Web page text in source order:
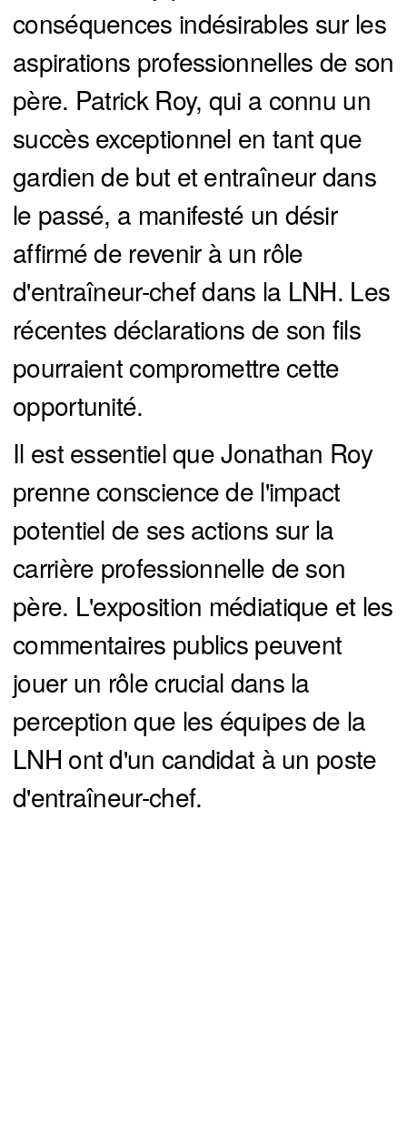
conséquences indésirables sur les
aspirations professionnelles de son
père. Patrick Roy, qui a connu un
succès exceptionnel en tant que
gardien de but et entraîneur dans
le passé, a manifesté un désir
affirmé de revenir à un rôle
d'entraîneur-chef dans la LNH. Les
récentes déclarations de son fils
pourraient compromettre cette
opportunité.
Il est essentiel que Jonathan Roy
prenne conscience de l'impact
potentiel de ses actions sur la
carrière professionnelle de son
père. L'exposition médiatique et les
commentaires publics peuvent
jouer un rôle crucial dans la
perception que les équipes de la
LNH ont d'un candidat à un poste
d'entraîneur-chef.